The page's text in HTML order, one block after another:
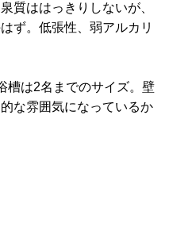
質ははっきりしないが、
ず。低張性、弱アルカリ
槽は2名までのサイズ。壁
な雰囲気になっているか